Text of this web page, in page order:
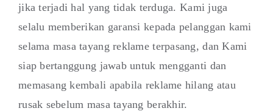
jika terjadi hal yang tidak terduga. Kami juga
selalu memberikan garansi kepada pelanggan kami
selama masa tayang reklame terpasang, dan Kami
siap bertanggung jawab untuk mengganti dan
memasang kembali apabila reklame hilang atau
rusak sebelum masa tayang berakhir.